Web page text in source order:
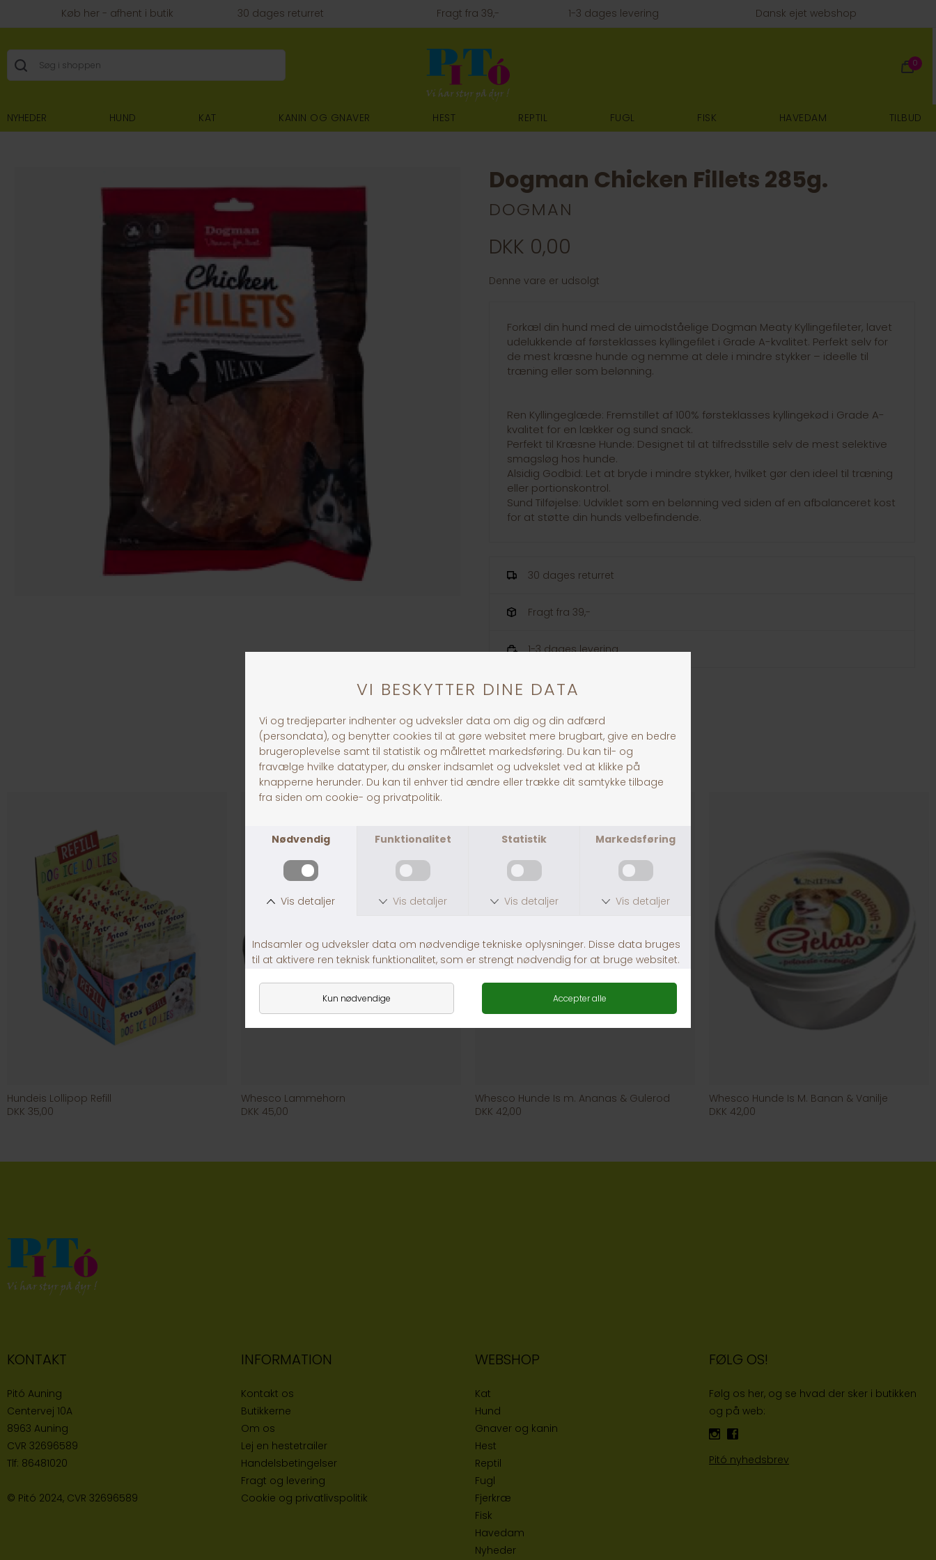
Køb her - afhent i butik 30 dages returret Fragt fra 39,- 1-3 dages levering Dansk ejet webshop
0
NYHEDER HUND KAT KANIN OG GNAVER HEST REPTIL FUGL FISK HAVEDAM TILBUD
Dogman Chicken Fillets 285g.
DOGMAN
DKK 0,00
Denne vare er udsolgt
Forkæl din hund med de uimodståelige Dogman Meaty Kyllingefileter, lavet
udelukkende af førsteklasses kyllingefilet i Grade A-kvalitet. Perfekt selv for
de mest kræsne hunde og nemme at dele i mindre stykker – ideelle til
træning eller som belønning.
Ren Kyllingeglæde: Fremstillet af 100% førsteklasses kyllingekød i Grade A-
kvalitet for en lækker og sund snack.
Perfekt til Kræsne Hunde: Designet til at tilfredsstille selv de mest selektive
smagsløg hos hunde.
Alsidig Godbid: Let at bryde i mindre stykker, hvilket gør den ideel til træning
eller portionskontrol.
Sund Tilføjelse: Udviklet som en belønning ved siden af en afbalanceret kost
for at støtte din hunds velbefindende.
30 dages returret
Fragt fra 39,-
1-3 dages levering
ANDRE KØBTE OGSÅ
Hundeis Lollipop Refill
DKK 35,00
Whesco Lammehorn
DKK 45,00
Whesco Hunde Is m. Ananas & Gulerod
DKK 42,00
Whesco Hunde Is M. Banan & Vanilje
DKK 42,00
KONTAKT
Pitó Auning
Centervej 10A
8963 Auning
CVR 32696589
Tlf: 86481020
© Pitó 2024, CVR 32696589
INFORMATION
Kontakt os
Butikkerne
Om os
Lej en hestetrailer
Handelsbetingelser
Fragt og levering
Cookie og privatlivspolitik
WEBSHOP
Kat
Hund
Gnaver og kanin
Hest
Reptil
Fugl
Fjerkræ
Fisk
Havedam
Nyheder
FØLG OS!
Følg os her, og se hvad der sker i butikken
og på web:
Pitó nyhedsbrev